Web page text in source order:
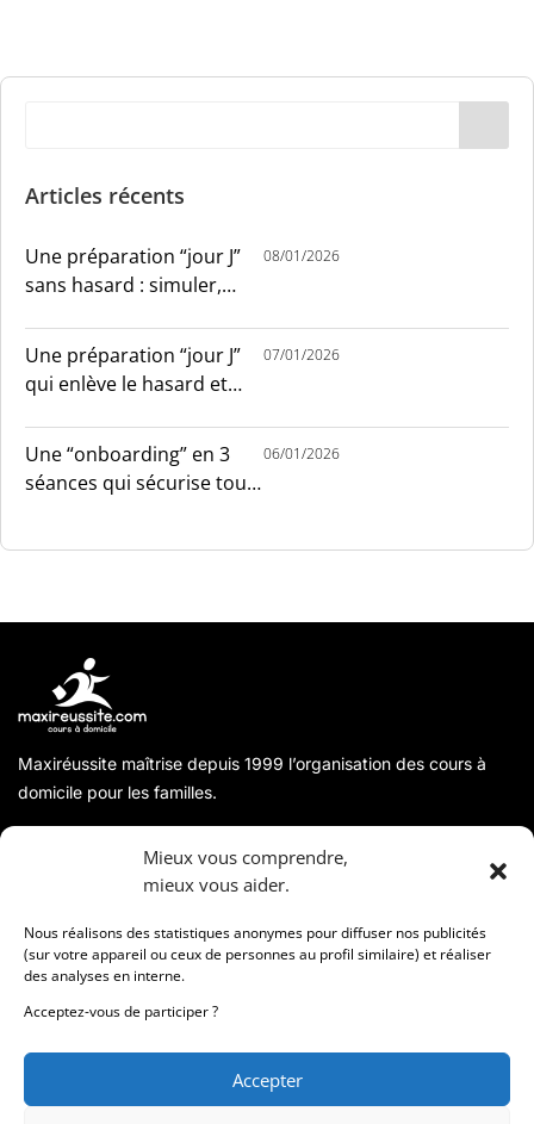
Mieux vous comprendre,
mieux vous aider.
Nous réalisons des statistiques anonymes pour diffuser nos publicités
(sur votre appareil ou ceux de personnes au profil similaire) et réaliser
des analyses en interne.
Acceptez-vous de participer ?
Accepter
Articles récents
Une préparation “jour J”
sans hasard : simuler,
08/01/2026
Une préparation “jour J”
qui enlève le hasard et
07/01/2026
Une “onboarding” en 3
séances qui sécurise tout
06/01/2026
Maxiréussite maîtrise depuis 1999 l’organisation des cours à
domicile pour les familles.
Coordonnées